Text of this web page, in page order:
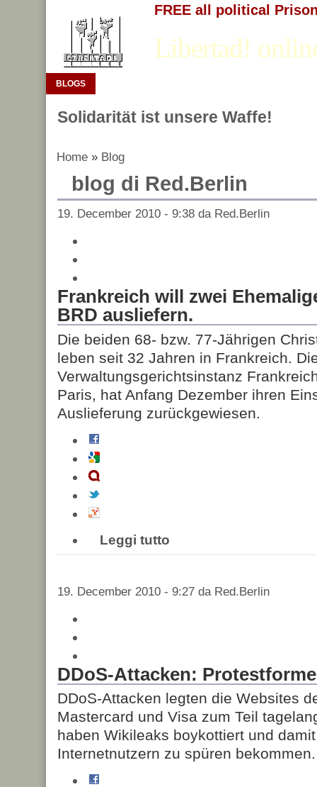
FREE all political
Libertad!
BLOGS
Solidarität ist unsere Waffe!
Home » Blog
blog di Red.Berlin
19. December 2010 - 9:38 da Red.Berlin
Frankreich will zwei
BRD ausliefern.
Die beiden 68- bzw. 77-Jährigen
leben seit 32 Jahren in Frankreich.
Verwaltungsgerichtsinstanz
Paris, hat Anfang Dezember ihren
Auslieferung zurückgewiesen.
Leggi tutto
19. December 2010 - 9:27 da Red.Berlin
DDoS-Attacken:
DDoS-Attacken legten die Websites
Mastercard und Visa zum Teil
haben Wikileaks boykottiert und
Internetnutzern zu spüren bekommen.